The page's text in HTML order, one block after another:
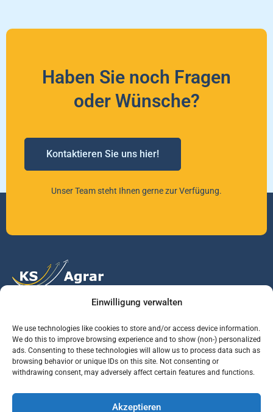
Einwilligung verwalten
We use technologies like cookies to store and/or access device information.
We do this to improve browsing experience and to show (non-) personalized
ads. Consenting to these technologies will allow us to process data such as
browsing behavior or unique IDs on this site. Not consenting or
withdrawing consent, may adversely affect certain features and functions.
Akzeptieren
Haben Sie noch Fragen
oder Wünsche?
Kontaktieren Sie uns hier!
Unser Team steht Ihnen gerne zur Verfügung.
Vertrauen Sie auf unsere Expertise im Agrarmarkt.
Services Jobs
Business Development
Informationen